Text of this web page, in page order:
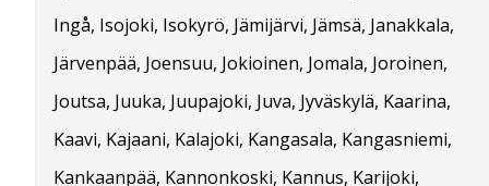
Ingå, Isojoki, Isokyrö, Jämijärvi, Jämsä, Janakkala,
Järvenpää, Joensuu, Jokioinen, Jomala, Joroinen,
Joutsa, Juuka, Juupajoki, Juva, Jyväskylä, Kaarina,
Kaavi, Kajaani, Kalajoki, Kangasala, Kangasniemi,
Kankaanpää, Kannonkoski, Kannus, Karijoki,